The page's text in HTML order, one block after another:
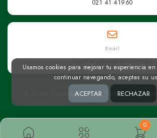
0
021 41 41960
Email
superseis@superseis.com.py
© 2026 Superseis Online. Todos los
Usamos cookies para mejorar tu experiencia
continuar navegando, aceptas su
ACEPTAR RECHAZAR